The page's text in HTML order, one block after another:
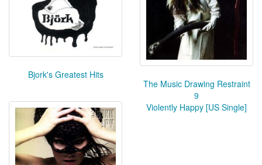
Bjork's Greatest Hits
The Music Drawing Restraint
9
Violently Happy [US Single]